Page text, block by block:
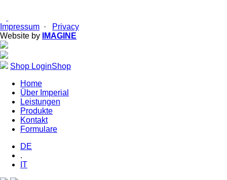
Impressum ·
Privacy
Website by
IMAGINE
Shop LoginShop
Home
Über Imperial
Leistungen
Produkte
Kontakt
Formulare
DE
.
IT